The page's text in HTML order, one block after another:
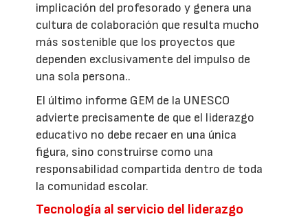
implicación del profesorado y genera una
cultura de colaboración que resulta mucho
más sostenible que los proyectos que
dependen exclusivamente del impulso de
una sola persona..
El último informe GEM de la UNESCO
advierte precisamente de que el liderazgo
educativo no debe recaer en una única
figura, sino construirse como una
responsabilidad compartida dentro de toda
la comunidad escolar.
Tecnología al servicio del liderazgo